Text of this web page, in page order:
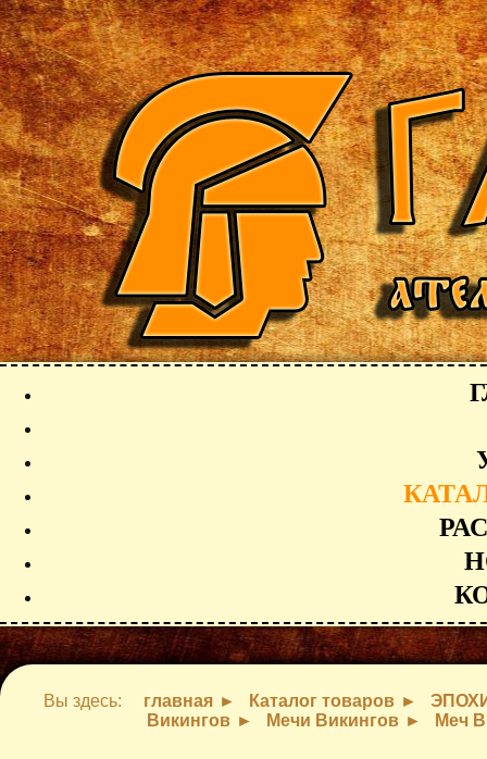
Вы здесь: главная Каталог товаров
Викингов
Мечи Викингов Меч